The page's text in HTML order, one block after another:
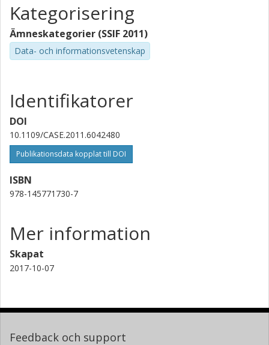
Kategorisering
Ämneskategorier (SSIF 2011)
Data- och informationsvetenskap
Identifikatorer
DOI
10.1109/CASE.2011.6042480
Publikationsdata kopplat till DOI
ISBN
978-145771730-7
Mer information
Skapat
2017-10-07
Feedback och support